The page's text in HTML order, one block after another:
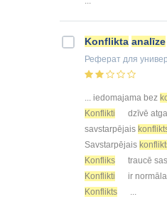
Konflikta analīze
Реферат для
... iedomajama bez
Konflikti
dzīvē
savstarpējais
Savstarpējais
Konfliks
traucē
Konflikti
ir
Konflikts
...